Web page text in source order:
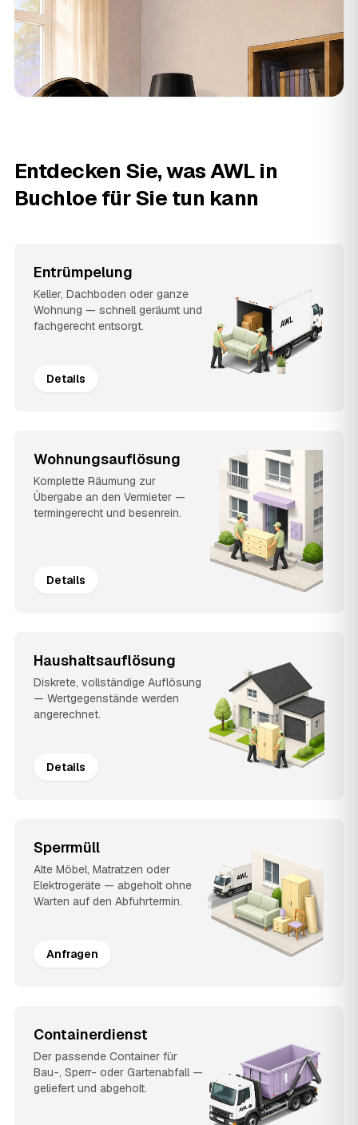
Entdecken Sie, was AWL in
Buchloe für Sie tun kann
Entrümpelung
Keller, Dachboden oder ganze
Wohnung — schnell geräumt und
fachgerecht entsorgt.
Details
Wohnungsauflösung
Komplette Räumung zur
Übergabe an den Vermieter —
termingerecht und besenrein.
Details
Haushaltsauflösung
Diskrete, vollständige Auflösung
— Wertgegenstände werden
angerechnet.
Details
Sperrmüll
Alte Möbel, Matratzen oder
Elektrogeräte — abgeholt ohne
Warten auf den Abfuhrtermin.
Anfragen
Containerdienst
Der passende Container für
Bau-, Sperr- oder Gartenabfall —
geliefert und abgeholt.